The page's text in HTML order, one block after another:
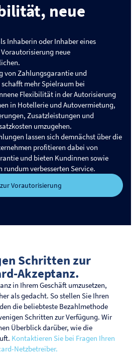
neue
Inhaberin oder Inhaber eines
neue
von Zahlungsgarantie und
mehr Spielraum bei
Flexibilität in der Autorisierung
in Hotellerie und Autovermietung,
Zusatzleistungen und
umzugehen.
lassen sich demnächst über die
profitieren dabei von
und bieten Kundinnen sowie
verbesserten Service.
Vorautorisierung
Schritten zur
Akzeptanz.
in Ihrem Geschäft umzusetzen,
als gedacht. So stellen Sie Ihren
die beliebteste Bezahlmethode
Schritten zur Verfügung. Wir
Überblick darüber, wie die
Kontaktieren Sie bei Fragen Ihren
Netzbetreiber.